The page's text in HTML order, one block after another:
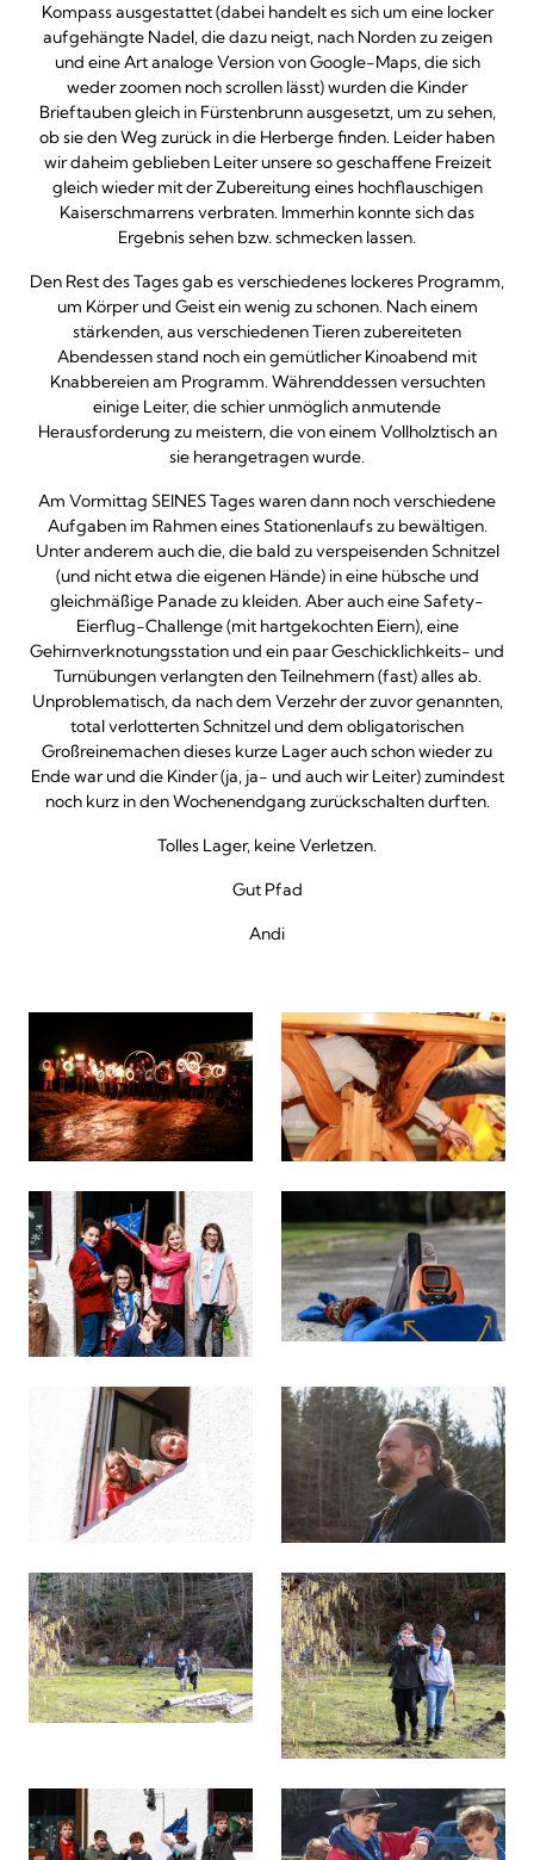
Kompass ausgestattet (dabei handelt es sich um eine locker
aufgehängte Nadel, die dazu neigt, nach Norden zu zeigen
und eine Art analoge Version von Google-Maps, die sich
weder zoomen noch scrollen lässt) wurden die Kinder
Brieftauben gleich in Fürstenbrunn ausgesetzt, um zu sehen,
ob sie den Weg zurück in die Herberge finden. Leider haben
wir daheim geblieben Leiter unsere so geschaffene Freizeit
gleich wieder mit der Zubereitung eines hochflauschigen
Kaiserschmarrens verbraten. Immerhin konnte sich das
Ergebnis sehen bzw. schmecken lassen.
Den Rest des Tages gab es verschiedenes lockeres Programm,
um Körper und Geist ein wenig zu schonen. Nach einem
stärkenden, aus verschiedenen Tieren zubereiteten
Abendessen stand noch ein gemütlicher Kinoabend mit
Knabbereien am Programm. Währenddessen versuchten
einige Leiter, die schier unmöglich anmutende
Herausforderung zu meistern, die von einem Vollholztisch an
sie herangetragen wurde.
Am Vormittag SEINES Tages waren dann noch verschiedene
Aufgaben im Rahmen eines Stationenlaufs zu bewältigen.
Unter anderem auch die, die bald zu verspeisenden Schnitzel
(und nicht etwa die eigenen Hände) in eine hübsche und
gleichmäßige Panade zu kleiden. Aber auch eine Safety-
Eierflug-Challenge (mit hartgekochten Eiern), eine
Gehirnverknotungsstation und ein paar Geschicklichkeits- und
Turnübungen verlangten den Teilnehmern (fast) alles ab.
Unproblematisch, da nach dem Verzehr der zuvor genannten,
total verlotterten Schnitzel und dem obligatorischen
Großreinemachen dieses kurze Lager auch schon wieder zu
Ende war und die Kinder (ja, ja- und auch wir Leiter) zumindest
noch kurz in den Wochenendgang zurückschalten durften.
Tolles Lager, keine Verletzen.
Gut Pfad
Andi